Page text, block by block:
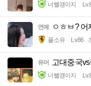
너빨갱이지
연예 ㅇㅎㅂ?
풀소유 Lv.86
유머 고대중국
너빨갱이지